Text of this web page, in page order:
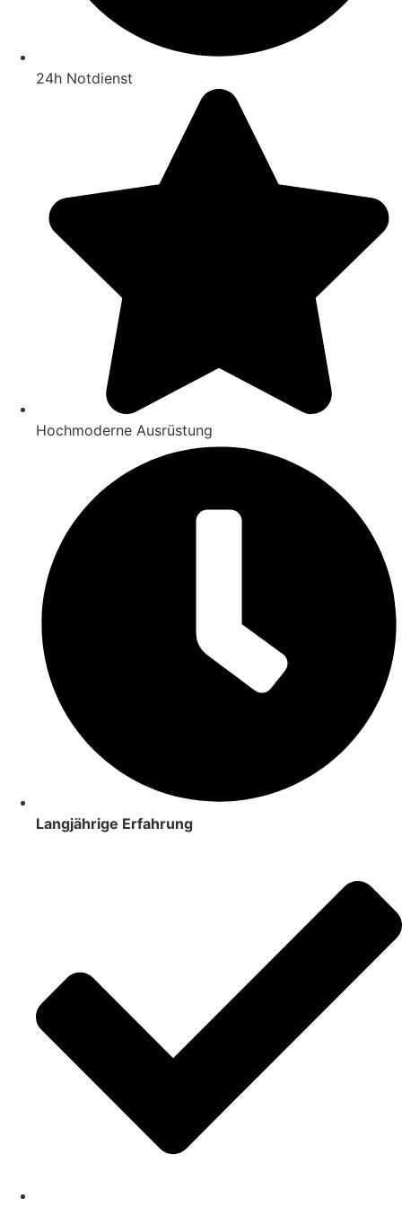
24h Notdienst
Hochmoderne Ausrüstung
Langjährige Erfahrung